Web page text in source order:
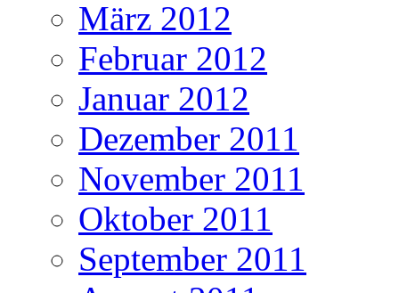
März 2012
Februar 2012
Januar 2012
Dezember 2011
November 2011
Oktober 2011
September 2011